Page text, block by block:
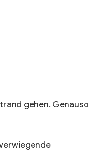
gehen. Genauso